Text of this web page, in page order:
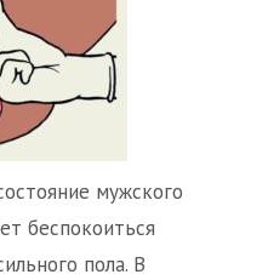
мужского
беспокоиться
пола. В